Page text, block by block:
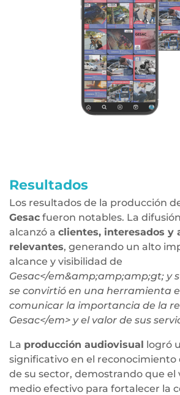
Resultados
Los resultados de la producción
Gesac fueron notables. La
alcanzó a clientes, interesados y
relevantes, generando un alto
alcance y visibilidad de
Gesac</em&amp;amp;amp;gt; y
se convirtió en una herramienta
comunicar la importancia de la
Gesac</em> y el valor de sus
La producción audiovisual logró
significativo en el reconocimiento
de su sector, demostrando que el
medio efectivo para fortalecer la